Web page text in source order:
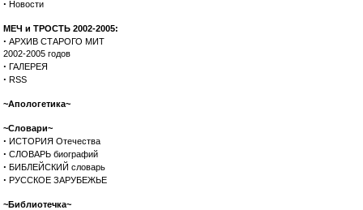
· Новости
МЕЧ и ТРОСТЬ 2002-2005:
· АРХИВ СТАРОГО МИТ
2002-2005 годов
· ГАЛЕРЕЯ
· RSS
~Апологетика~
~Словари~
· ИСТОРИЯ Отечества
· СЛОВАРЬ биографий
· БИБЛЕЙСКИЙ словарь
· РУССКОЕ ЗАРУБЕЖЬЕ
~Библиотечка~